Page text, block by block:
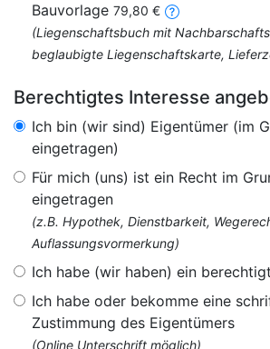
Bauvorlage 79,80 €
(Liegenschaftsbuch mit
beglaubigte Liegenschaftskarte,
Berechtigtes Interesse
Ich bin (wir sind) Eigentümer (im
eingetragen)
Für mich (uns) ist ein Recht im
eingetragen
(z.B. Hypothek, Dienstbarkeit,
Auflassungsvormerkung)
Ich habe (wir haben) ein
Ich habe oder bekomme eine
Zustimmung des Eigentümers
(Online Unterschrift möglich)